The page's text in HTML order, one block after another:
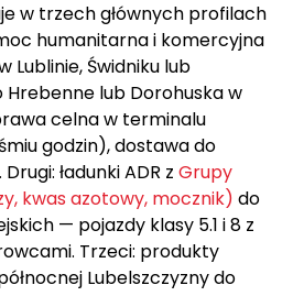
w trzech głównych profilach
humanitarna i komercyjna
Lublinie, Świdniku lub
Hrebenne lub Dorohuska w
celna w terminalu
godzin), dostawa do
ładunki ADR z Grupy
kwas azotowy, mocznik) do
— pojazdy klasy 5.1 i 8 z
Trzeci: produkty
Lubelszczyzny do